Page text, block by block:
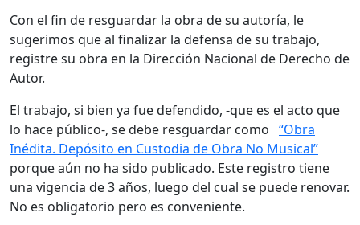
Con el fin de resguardar la obra de su autoría, le
sugerimos que al finalizar la defensa de su trabajo,
registre su obra en la Dirección Nacional de Derecho de
Autor.
El trabajo, si bien ya fue defendido, -que es el acto que
lo hace público-, se debe resguardar como “Obra
Inédita. Depósito en Custodia de Obra No Musical”
porque aún no ha sido publicado. Este registro tiene
una vigencia de 3 años, luego del cual se puede renovar.
No es obligatorio pero es conveniente.